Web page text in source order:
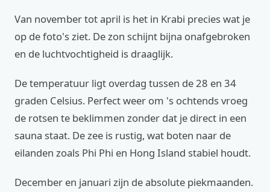
Van november tot april is het in Krabi precies wat je
op de foto's ziet. De zon schijnt bijna onafgebroken
en de luchtvochtigheid is draaglijk.
De temperatuur ligt overdag tussen de 28 en 34
graden Celsius. Perfect weer om 's ochtends vroeg
de rotsen te beklimmen zonder dat je direct in een
sauna staat. De zee is rustig, wat boten naar de
eilanden zoals Phi Phi en Hong Island stabiel houdt.
December en januari zijn de absolute piekmaanden.